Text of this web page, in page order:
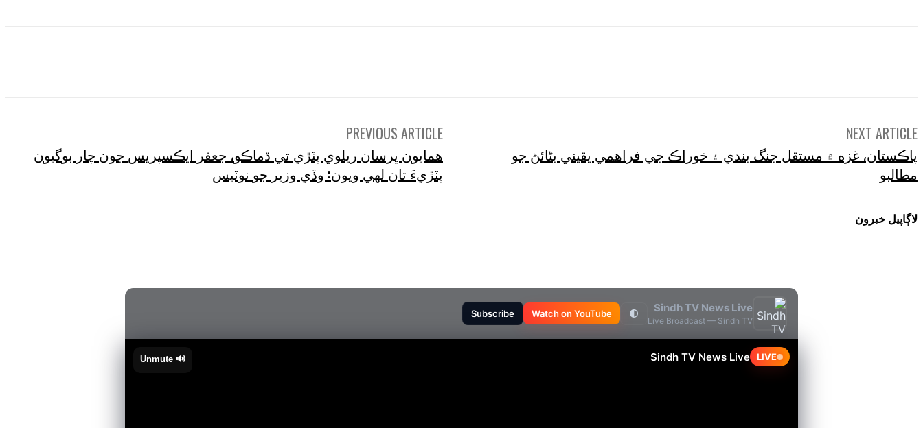
PREVIOUS ARTICLE
همايون ڀرسان ريلوي پٽڙي تي ڌماڪو، جعفر ايڪسپريس جون چار بوگيون
پٽڙيءَ تان لهي ويون: وڏي وزير جو نوٽيس
NEXT ARTICLE
پاڪستان، غزه ۾ مستقل جنگ بندي ۽ خوراڪ جي فراهمي يقيني بڻائڻ جو
مطالبو
لاڳاپيل خبرون
Sindh TV News Live
Live Broadcast — Sindh TV
🌓
Watch on YouTube
Subscribe
LIVE
Sindh TV News Live
🔊 Unmute